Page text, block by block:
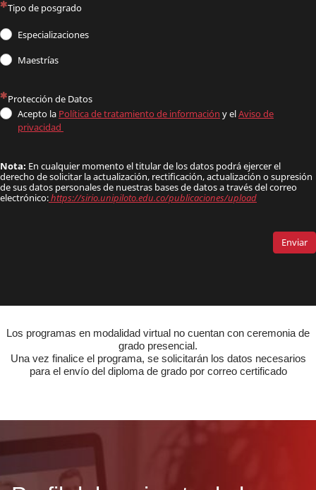
Los programas en modalidad virtual no cuentan con ceremonia de
grado presencial.
Una vez finalice el programa, se solicitarán los datos necesarios
para el envío del diploma de grado por correo certificado